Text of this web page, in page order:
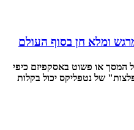
ומלא חן בסוף העולם
המסך או פשוט באסקפיזם כיפי
של נטפליקס יכול בקלות